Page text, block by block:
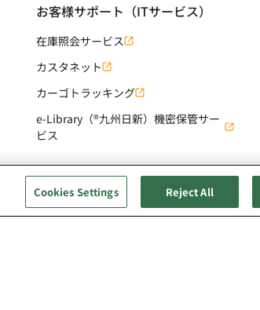
お客様サポート（ITサービス）
在庫照会サービス
カスタネット
カーゴトラッキング
e-Library（®九州日新）機密保管サー
ビス
Cookies Settings Reject All